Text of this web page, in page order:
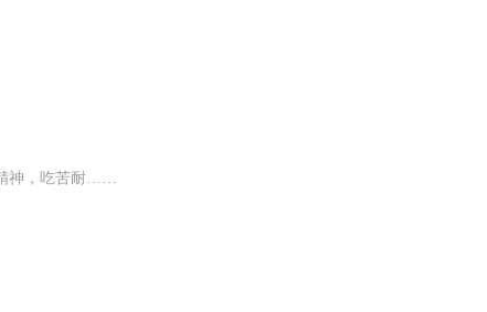
神，吃苦耐……